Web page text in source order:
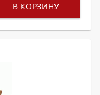
В КОРЗИНУ